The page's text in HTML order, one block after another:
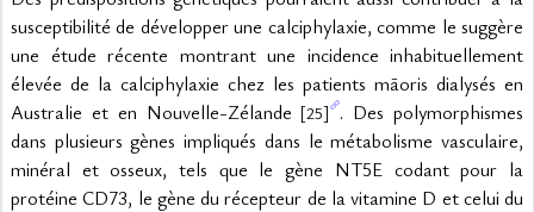
susceptibilité de développer une calciphylaxie, comme le suggère
une étude récente montrant une incidence inhabituellement
élevée de la calciphylaxie chez les patients māoris dialysés en
Australie et en Nouvelle-Zélande [25] . Des polymorphismes
dans plusieurs gènes impliqués dans le métabolisme vasculaire,
minéral et osseux, tels que le gène NT5E codant pour la
protéine CD73, le gène du récepteur de la vitamine D et celui du